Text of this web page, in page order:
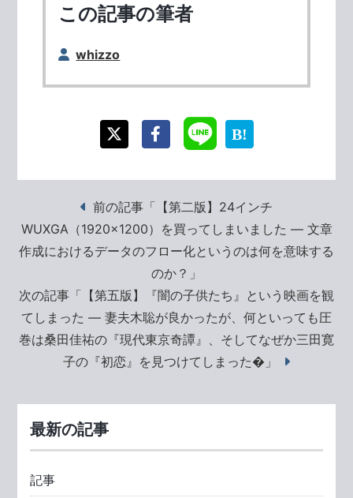
この記事の筆者
whizzo
前の記事「【第二版】24インチ
WUXGA（1920×1200）を買ってしまいました ― 文章
作成におけるデータのフロー化というのは何を意味する
のか？」
次の記事「【第五版】『闇の子供たち』という映画を観
てしまった ― 妻夫木聡が良かったが、何といっても圧
巻は桑田佳祐の『現代東京奇譚』、そしてなぜか三田寛
子の『初恋』を見つけてしまった�」
最新の記事
記事